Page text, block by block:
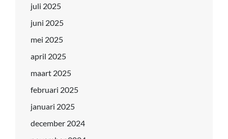
juli 2025
juni 2025
mei 2025
april 2025
maart 2025
februari 2025
januari 2025
december 2024